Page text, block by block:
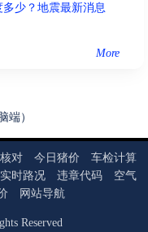
少？地震最新消息
More
端）
对 今日猪价
车检计算
实时路况 违章代码
空气
网站导航
Reserved